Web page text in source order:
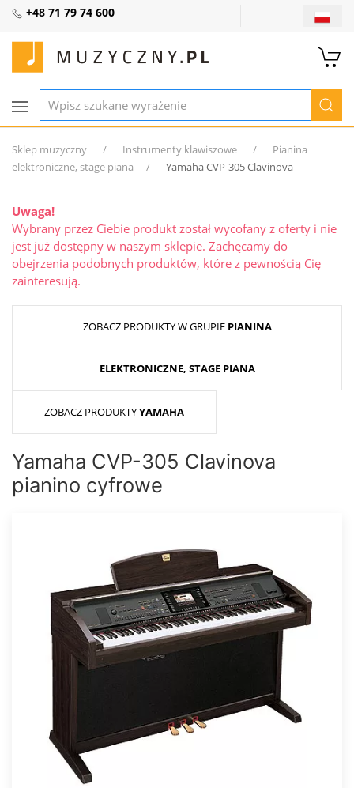
+48 71 79 74 600
Sklep muzyczny Instrumenty klawiszowe
Pianina
elektroniczne, stage piana
Yamaha CVP-305 Clavinova
Uwaga!
Wybrany przez Ciebie produkt został wycofany z oferty i nie
jest już dostępny w naszym sklepie. Zachęcamy do
obejrzenia podobnych produktów, które z pewnością Cię
zainteresują.
ZOBACZ PRODUKTY W GRUPIE PIANINA
ELEKTRONICZNE, STAGE PIANA
ZOBACZ PRODUKTYYAMAHA
Yamaha CVP-305 Clavinova
pianino cyfrowe